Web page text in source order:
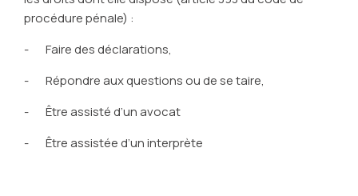
procédure pénale) :
- Faire des déclarations,
- Répondre aux questions ou de se taire,
- Être assisté d’un avocat
- Être assistée d’un interprète